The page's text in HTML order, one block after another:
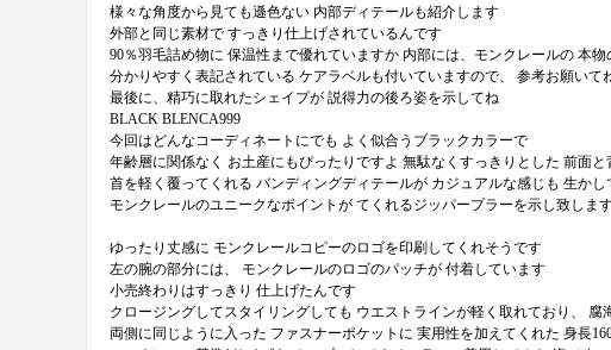
様々な角度から見ても遜色ない 内部ディテールも紹介します
外部と同じ素材で すっきり仕上げされているんです
90％羽毛詰め物に 保温性まで優れていますか 内部には、モンクレールの 本
分かりやすく表記されている ケアラベルも付いていますので、 参考お願いて
最後に、精巧に取れたシェイプが 説得力の後ろ姿を示してね
BLACK BLENCA999
今回はどんなコーディネートにでも よく似合うブラックカラーで
年齢層に関係なく お土産にもぴったりですよ 無駄なくすっきりとした 前面
首を軽く覆ってくれる バンディングディテールが カジュアルな感じも 生か
モンクレールのユニークなポイントが てくれるジッパープラーを示し致しま
ゆったり丈感に モンクレールコピーのロゴを印刷してくれそうです
左の腕の部分には、 モンクレールのロゴのパッチが 付着しています
小売終わりはすっきり 仕上げたんです
クロージングしてスタイリングしても ウエストラインが軽く取れており、 腐
両側に同じように入った ファスナーポケットに 実用性を加えてくれた 身長